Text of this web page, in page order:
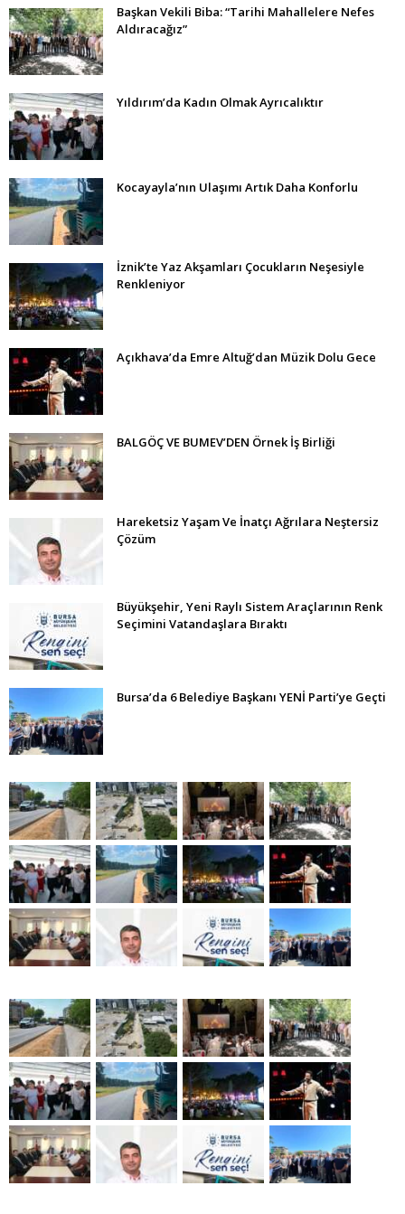
Başkan Vekili Biba: “Tarihi Mahallelere Nefes
Aldıracağız”
Yıldırım’da Kadın Olmak Ayrıcalıktır
Kocayayla’nın Ulaşımı Artık Daha Konforlu
İznik’te Yaz Akşamları Çocukların Neşesiyle
Renkleniyor
Açıkhava’da Emre Altuğ’dan Müzik Dolu Gece
BALGÖÇ VE BUMEV’DEN Örnek İş Birliği
Hareketsiz Yaşam Ve İnatçı Ağrılara Neştersiz
Çözüm
Büyükşehir, Yeni Raylı Sistem Araçlarının Renk
Seçimini Vatandaşlara Bıraktı
Bursa’da 6 Belediye Başkanı YENİ Parti’ye Geçti